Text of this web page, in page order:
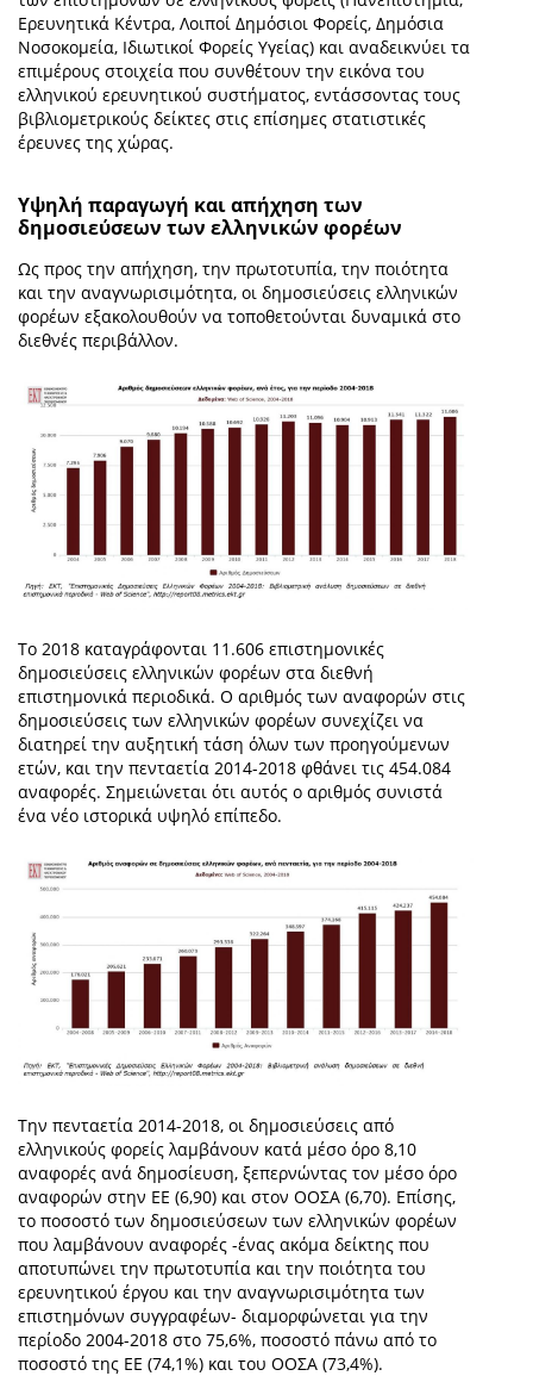
Ερευνητικά Κέντρα, Λοιποί Δημόσιοι Φορείς, Δημόσια
Νοσοκομεία, Ιδιωτικοί Φορείς Υγείας) και αναδεικνύει τα
επιμέρους στοιχεία που συνθέτουν την εικόνα του
ελληνικού ερευνητικού συστήματος, εντάσσοντας τους
βιβλιομετρικούς δείκτες στις επίσημες στατιστικές
έρευνες της χώρας.
Υψηλή παραγωγή και απήχηση των
δημοσιεύσεων των ελληνικών φορέων
Ως προς την απήχηση, την πρωτοτυπία, την ποιότητα
και την αναγνωρισιμότητα, οι δημοσιεύσεις ελληνικών
φορέων εξακολουθούν να τοποθετούνται δυναμικά στο
διεθνές περιβάλλον.
Το 2018 καταγράφονται 11.606 επιστημονικές
δημοσιεύσεις ελληνικών φορέων στα διεθνή
επιστημονικά περιοδικά. Ο αριθμός των αναφορών στις
δημοσιεύσεις των ελληνικών φορέων συνεχίζει να
διατηρεί την αυξητική τάση όλων των προηγούμενων
ετών, και την πενταετία 2014-2018 φθάνει τις 454.084
αναφορές. Σημειώνεται ότι αυτός ο αριθμός συνιστά
ένα νέο ιστορικά υψηλό επίπεδο.
Την πενταετία 2014-2018, οι δημοσιεύσεις από
ελληνικούς φορείς λαμβάνουν κατά μέσο όρο 8,10
αναφορές ανά δημοσίευση, ξεπερνώντας τον μέσο όρο
αναφορών στην ΕΕ (6,90) και στον ΟΟΣΑ (6,70). Επίσης,
το ποσοστό των δημοσιεύσεων των ελληνικών φορέων
που λαμβάνουν αναφορές -ένας ακόμα δείκτης που
αποτυπώνει την πρωτοτυπία και την ποιότητα του
ερευνητικού έργου και την αναγνωρισιμότητα των
επιστημόνων συγγραφέων- διαμορφώνεται για την
περίοδο 2004-2018 στο 75,6%, ποσοστό πάνω από το
ποσοστό της ΕΕ (74,1%) και του ΟΟΣΑ (73,4%).